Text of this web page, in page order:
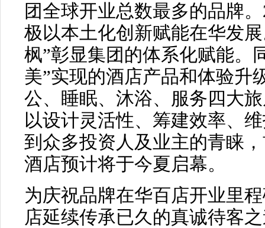
团全球开业总数最多的品牌
极以本土化创新赋能在华发
枫”彰显集团的体系化赋能。
美”实现的酒店产品和体验升
公、睡眠、沐浴、服务四大
以设计灵活性、筹建效率、
到众多投资人及业主的青睐
酒店预计将于今夏启幕。
为庆祝品牌在华百店开业里
店延续传承已久的真诚待客